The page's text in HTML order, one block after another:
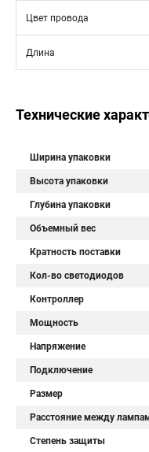
Цвет провода
Длина
Технические
Ширина упаковки
Высота упаковки
Глубина упаковки
Объемный вес
Кратность поставки
Кол-во светодиодов
Контроллер
Мощность
Напряжение
Подключение
Размер
Расстояние между
Степень защиты